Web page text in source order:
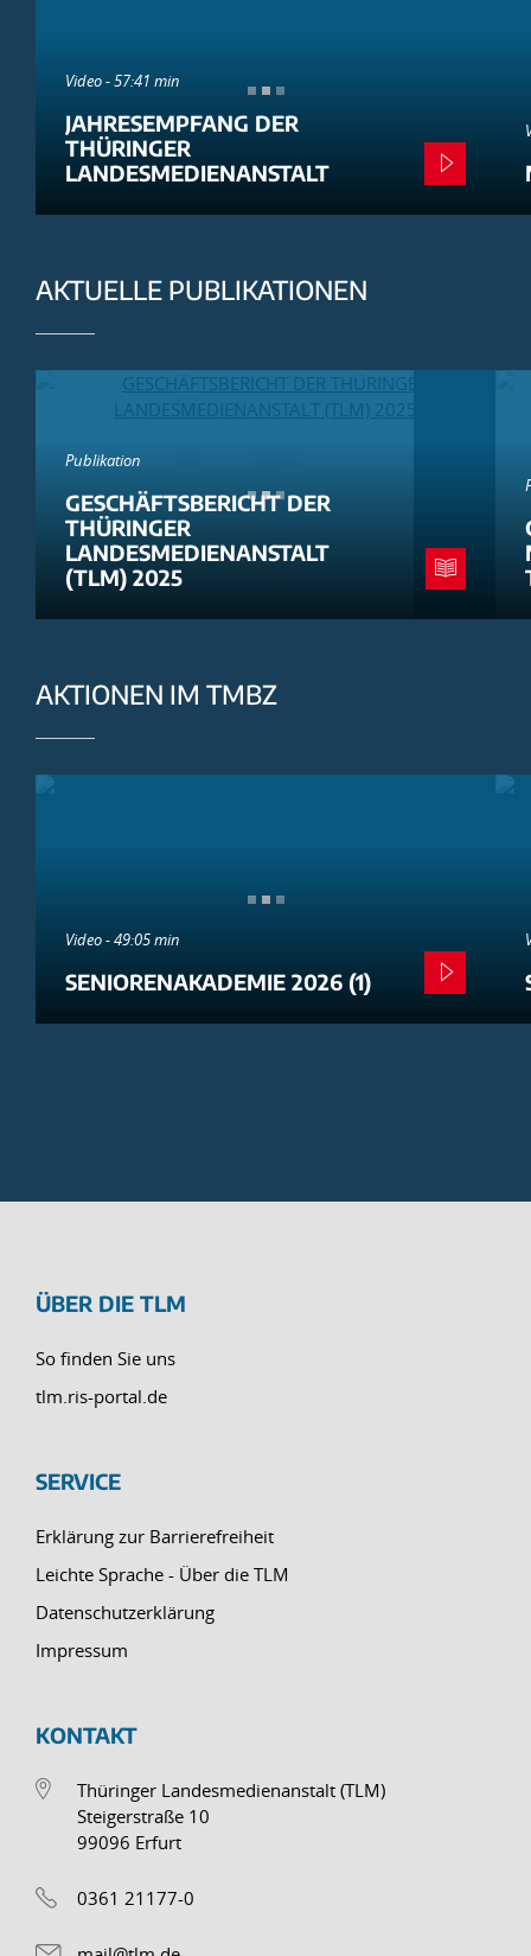
Video - 57:41 min
JAHRESEMPFANG DER
THÜRINGER
LANDESMEDIENANSTALT
AKTUELLE PUBLIKATIONEN
Publikation
GESCHÄFTSBERICHT DER
THÜRINGER
LANDESMEDIENANSTALT
(TLM) 2025
AKTIONEN IM TMBZ
Video - 49:05 min
SENIORENAKADEMIE 2026 (1)
ÜBER DIE TLM
So finden Sie uns
tlm.ris-portal.de
SERVICE
Erklärung zur Barrierefreiheit
Leichte Sprache - Über die TLM
Datenschutzerklärung
Impressum
KONTAKT
Thüringer Landesmedienanstalt (TLM)
Steigerstraße 10
99096 Erfurt
0361 21177-0